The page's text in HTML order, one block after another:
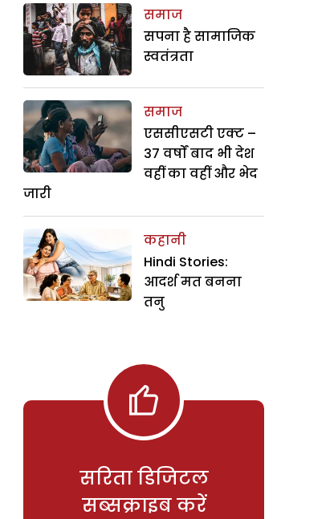
समाज
सपना है सामाजिक
स्वतंत्रता
समाज
एससीएसटी एक्ट –
37 वर्षों बाद भी देश
वहीं का वहीं और भेद
जारी
कहानी
Hindi Stories:
आदर्श मत बनना
तनु
सरिता डिजिटल
सब्सक्राइब करें